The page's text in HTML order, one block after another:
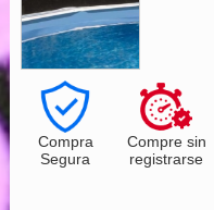
Compra
Segura
Compre sin
registrarse